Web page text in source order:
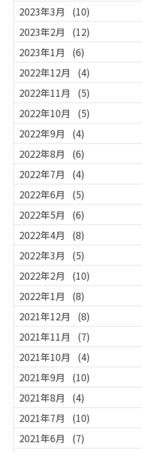
2023年3月
(10)
2023年2月
(12)
2023年1月
(6)
2022年12月
(4)
2022年11月
(5)
2022年10月
(5)
2022年9月
(4)
2022年8月
(6)
2022年7月
(4)
2022年6月
(5)
2022年5月
(6)
2022年4月
(8)
2022年3月
(5)
2022年2月
(10)
2022年1月
(8)
2021年12月
(8)
2021年11月
(7)
2021年10月
(4)
2021年9月
(10)
2021年8月
(4)
2021年7月
(10)
2021年6月
(7)